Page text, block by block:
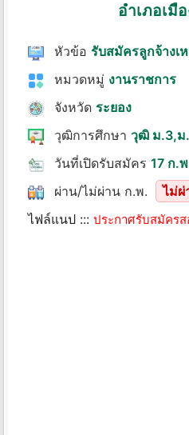
อําเภอเมื
หัวข้อ รับสมัครลูกจ้างเ
หมวดหมู่ งานราชการ
จังหวัด ระยอง
วุฒิการศึกษา วุฒิ ม.3,ม
วันที่เปิดรับสมัคร 17 ก.
ผ่าน/ไม่ผ่าน ก.พ.
ไม่ผ่
ไฟล์แนป ::: ประกาศรับสมัคร